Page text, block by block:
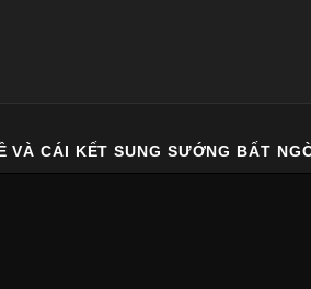
VÀ CÁI KẾT SUNG SƯỚNG BẤT